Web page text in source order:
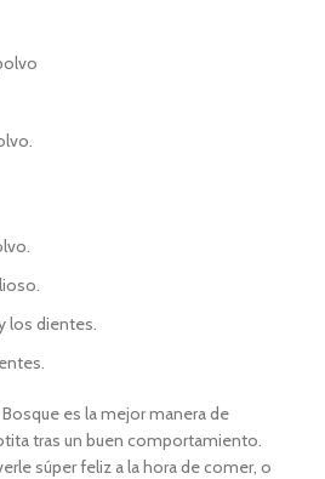
los dientes.
es la mejor manera de
tras un buen comportamiento.
súper feliz a la hora de comer, o